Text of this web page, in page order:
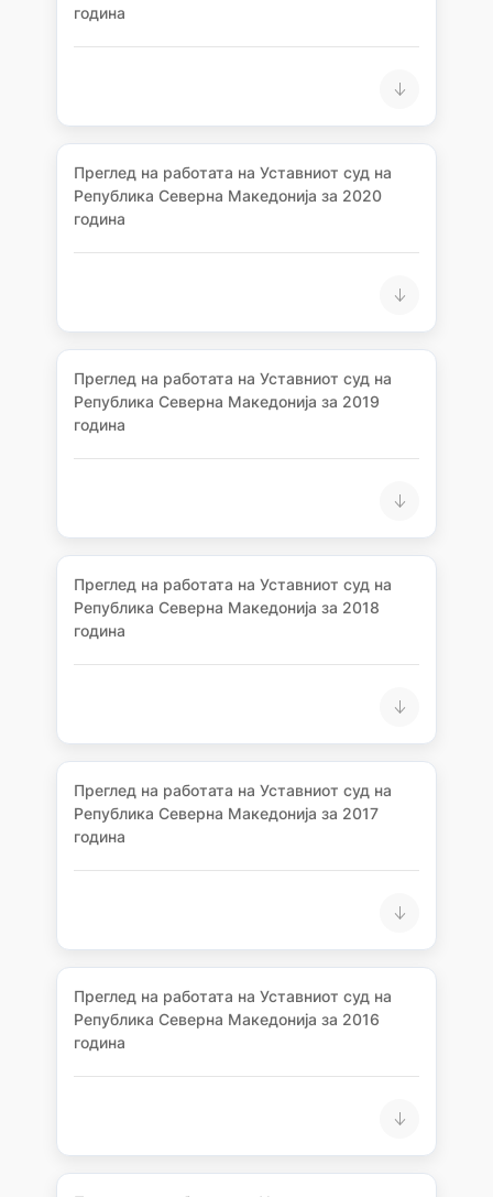
година
Преглед на работата на Уставниот суд на
Република Северна Македонија за 2020
година
Преглед на работата на Уставниот суд на
Република Северна Македонија за 2019
година
Преглед на работата на Уставниот суд на
Република Северна Македонија за 2018
година
Преглед на работата на Уставниот суд на
Република Северна Македонија за 2017
година
Преглед на работата на Уставниот суд на
Република Северна Македонија за 2016
година